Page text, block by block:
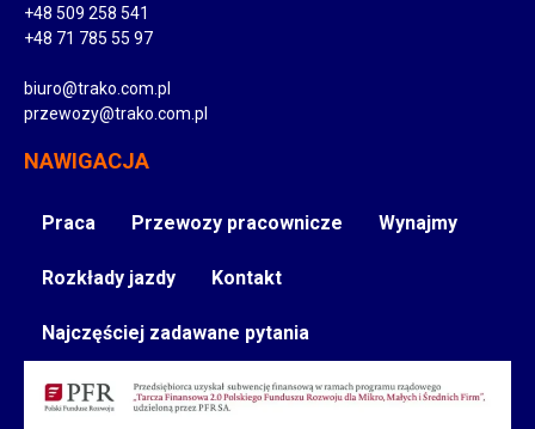
+48 509 258 541
+48 71 785 55 97
biuro@trako.com.pl
przewozy@trako.com.pl
NAWIGACJA
Praca Przewozy pracownicze Wynajmy
Rozkłady jazdy Kontakt
Najczęściej zadawane pytania